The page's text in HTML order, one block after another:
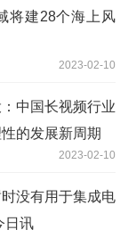
将建28个海上风
2023-02-10
中国长视频行业
的发展新周期
2023-02-10
没有用于集成电
日讯